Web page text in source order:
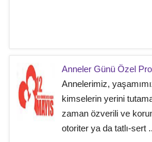
Anneler Günü Özel
Annelerimiz,
kimselerin yerini
zaman özverili ve
otoriter ya da tatlı-sert